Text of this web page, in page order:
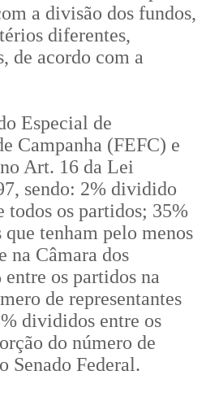
a divisão dos fundos,
diferentes,
de acordo com a
Especial de
Campanha (FEFC) e
Art. 16 da Lei
sendo: 2% dividido
todos os partidos; 35%
que tenham pelo menos
na Câmara dos
os partidos na
de representantes
divididos entre os
do número de
Senado Federal.